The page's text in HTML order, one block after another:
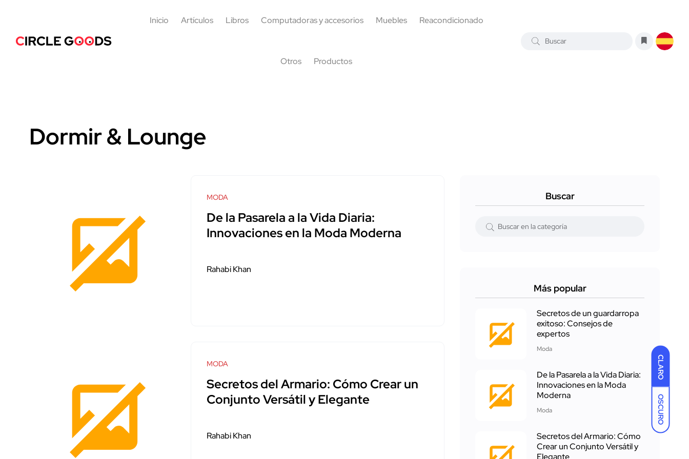
CLARO
OSCURO
Inicio Artículos Libros Computadoras y accesorios Muebles Reacondicionado
Otros Productos
Dormir & Lounge
MODA
De la Pasarela a la Vida Diaria:
Innovaciones en la Moda Moderna
Rahabi Khan
MODA
Secretos del Armario: Cómo Crear un
Conjunto Versátil y Elegante
Rahabi Khan
Buscar
Más popular
Secretos de un guardarropa
exitoso: Consejos de
expertos
Moda
De la Pasarela a la Vida Diaria:
Innovaciones en la Moda
Moderna
Moda
Secretos del Armario: Cómo
Crear un Conjunto Versátil y
Elegante